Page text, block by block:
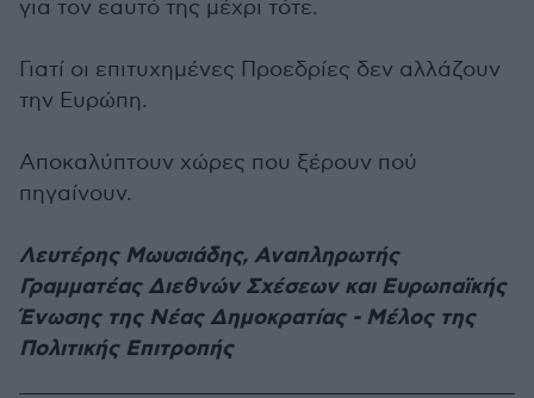
για τον εαυτό της μέχρι τότε.
Γιατί οι επιτυχημένες Προεδρίες δεν αλλάζουν
την Ευρώπη.
Αποκαλύπτουν χώρες που ξέρουν πού
πηγαίνουν.
Λευτέρης Μωυσιάδης, Αναπληρωτής
Γραμματέας Διεθνών Σχέσεων και Ευρωπαϊκής
Ένωσης της Νέας Δημοκρατίας - Μέλος της
Πολιτικής Επιτροπής